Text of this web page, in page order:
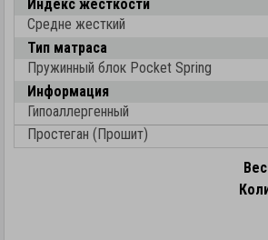
Индекс жесткости
Средне жесткий
Тип матраса
Пружинный блок Pocket Spring
Информация
Гипоаллергенный
Простеган (Прошит)